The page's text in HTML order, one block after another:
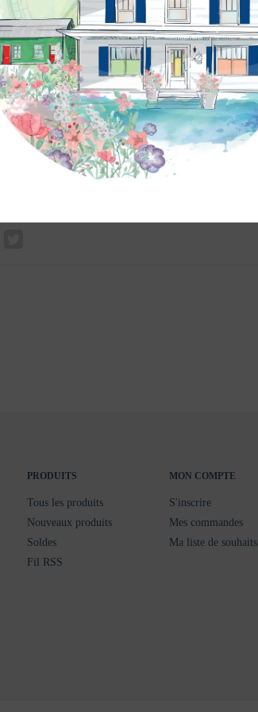
PRODUITS
Tous les produits
Nouveaux produits
Soldes
Fil RSS
MON COMPTE
S'inscrire
Mes commandes
Ma liste de souhaits